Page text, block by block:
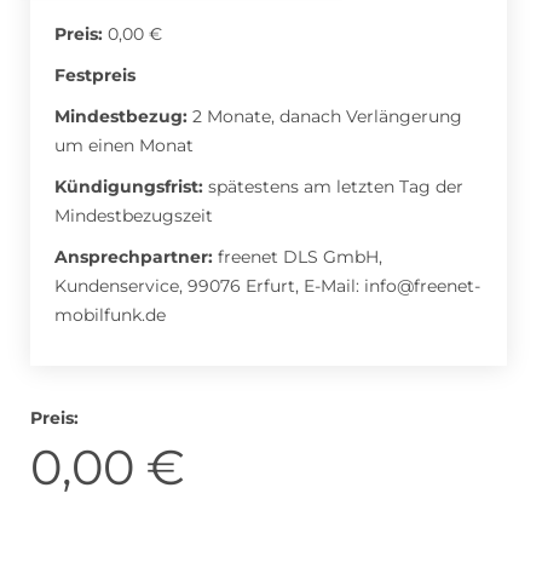
Musik-Streaming Abo
Roller Abo
Sprachlern App Abo Streaming Abo
Preis: 0,00 €
Festpreis
Mindestbezug: 2 Monate, danach Verlängerung
um einen Monat
Kündigungsfrist: spätestens am letzten Tag der
Mindestbezugszeit
Ansprechpartner: freenet DLS GmbH,
Kundenservice, 99076 Erfurt​, E-Mail: info@freenet-
mobilfunk.de
Preis:
0,00 €